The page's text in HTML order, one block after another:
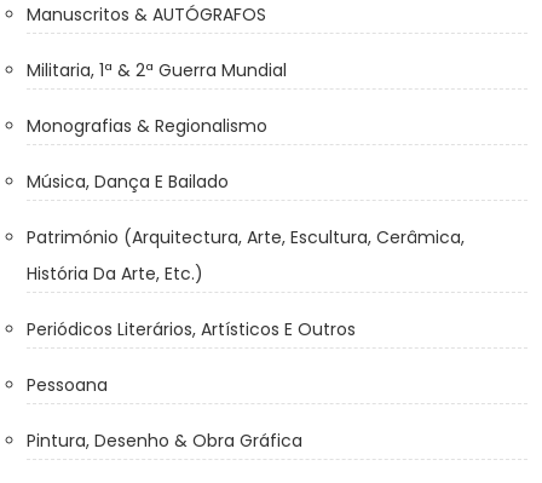
Manuscritos & AUTÓGRAFOS
Militaria, 1ª & 2ª Guerra Mundial
Monografias & Regionalismo
Música, Dança E Bailado
Património (Arquitectura, Arte, Escultura, Cerâmica,
História Da Arte, Etc.)
Periódicos Literários, Artísticos E Outros
Pessoana
Pintura, Desenho & Obra Gráfica